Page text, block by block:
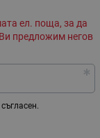
ел. поща, за да
предложим негов